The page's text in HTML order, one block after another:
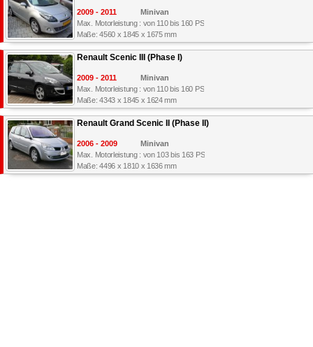
2009 - 2011
Minivan
Max. Motorleistung : von 110 bis 160 PS
Maße: 4560 x 1845 x 1675 mm
Renault Scenic III (Phase I)
2009 - 2011
Minivan
Max. Motorleistung : von 110 bis 160 PS
Maße: 4343 x 1845 x 1624 mm
Renault Grand Scenic II (Phase II)
2006 - 2009
Minivan
Max. Motorleistung : von 103 bis 163 PS
Maße: 4496 x 1810 x 1636 mm